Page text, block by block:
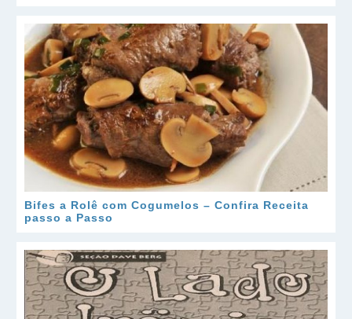
Bifes a Rolê com Cogumelos – Confira Receita
passo a Passo